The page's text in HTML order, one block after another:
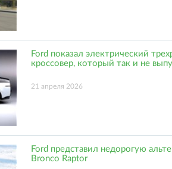
Ford показал электрический
кроссовер, который так и не
21 апреля 2026
Ford представил недорогую
Bronco Raptor